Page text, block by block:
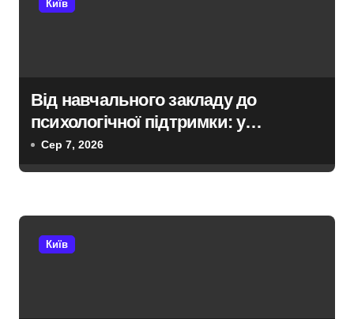
Київ
Від навчального закладу до
психологічної підтримки: у
Київській області з’явиться
Сер 7, 2026
Київ